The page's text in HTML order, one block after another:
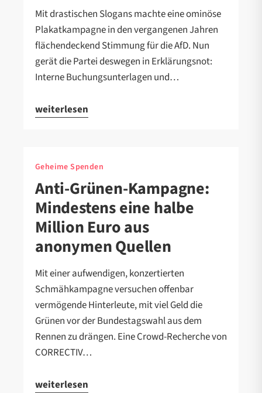
Mit drastischen Slogans machte eine ominöse
Plakatkampagne in den vergangenen Jahren
flächendeckend Stimmung für die AfD. Nun
gerät die Partei deswegen in Erklärungsnot:
Interne Buchungsunterlagen und…
weiterlesen
Geheime Spenden
Anti-Grünen-Kampagne:
Mindestens eine halbe
Million Euro aus
anonymen Quellen
Mit einer aufwendigen, konzertierten
Schmähkampagne versuchen offenbar
vermögende Hinterleute, mit viel Geld die
Grünen vor der Bundestagswahl aus dem
Rennen zu drängen. Eine Crowd-Recherche von
CORRECTIV…
weiterlesen